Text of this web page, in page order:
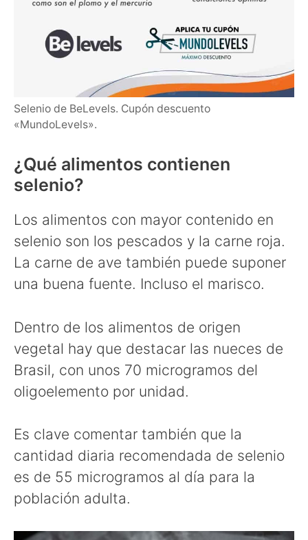
Selenio de BeLevels. Cupón descuento
«MundoLevels».
¿Qué alimentos contienen
selenio?
Los alimentos con mayor contenido en
selenio son los pescados y la carne roja.
La carne de ave también puede suponer
una buena fuente. Incluso el marisco.
Dentro de los alimentos de origen
vegetal hay que destacar las nueces de
Brasil, con unos 70 microgramos del
oligoelemento por unidad.
Es clave comentar también que la
cantidad diaria recomendada de selenio
es de 55 microgramos al día para la
población adulta.